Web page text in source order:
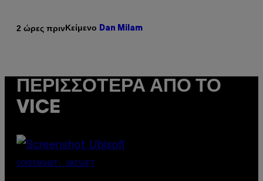
2 ώρες πρινΚείμενο Dan Milam
ΠΕΡΙΣΣΌΤΕΡΑ ΑΠΌ ΤΟ
VICE
SCREENSHOT: UBISOFT